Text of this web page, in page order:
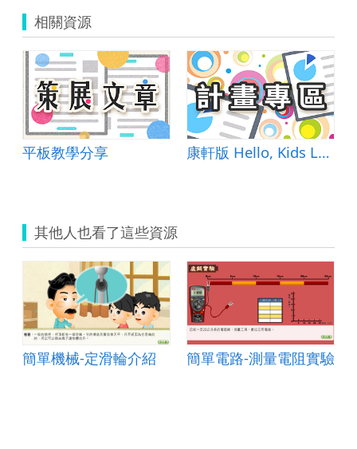
相關資源
平板教學分享 康軒版 Hello, Kids Lesson1-He Is Smart &amp; 自編教材
其他人也看了這些資源
簡單機械-定滑輪介紹 簡單電路-測量電阻實驗